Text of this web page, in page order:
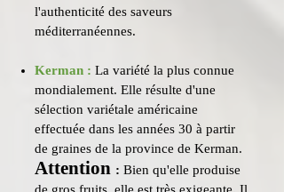
l'authenticité des saveurs
méditerranéennes.
Kerman : La variété la plus connue
mondialement. Elle résulte d'une
sélection variétale américaine
effectuée dans les années 30 à partir
de graines de la province de Kerman.
Attention : Bien qu'elle produise